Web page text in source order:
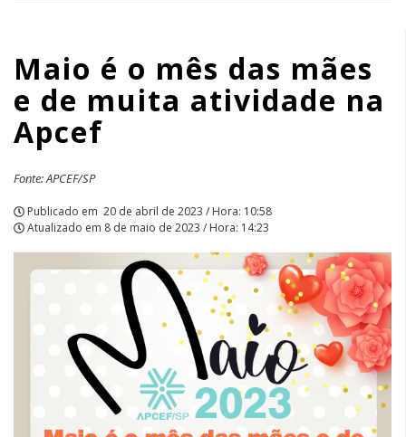
atividade
na
Apcef
|
APCEF/SP
Maio é o mês das mães
e de muita atividade na
Apcef
Fonte: APCEF/SP
Publicado em 20 de abril de 2023 / Hora: 10:58
Atualizado em 8 de maio de 2023 / Hora: 14:23